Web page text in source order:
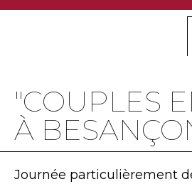
"COUPLES
À
Journée particulièrement